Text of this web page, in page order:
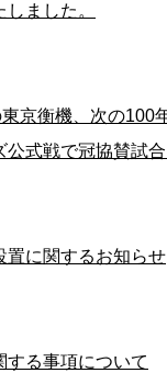
ました。
京衡機、次の100
公式戦で冠協賛試
置に関するお知らせ
する事項について